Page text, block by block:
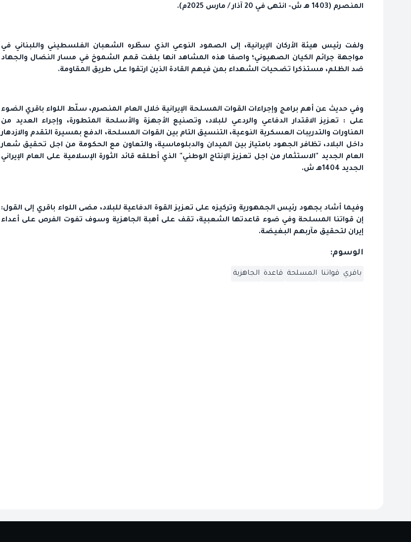
المنصرم (1403 هـ ش- انتهى في 20 آذار / مارس 2025م).
ولفت رئيس هيئة الأركان الإيرانية، إلى الصمود النوعي الذي سطّره الشعبان الفلسطيني واللبناني في
مواجهة جرائم الكيان الصهيوني؛ واصفا هذه المشاهد انها بلغت قمم الشموخ في مسار النضال والجهاد
ضد الظلم، مستذكرا تضحيات الشهداء بمن فيهم القادة الذين ارتقوا على طريق المقاومة.
وفي حديث عن أهم برامج وإجراءات القوات المسلحة الإيرانية خلال العام المنصرم، سلّط اللواء باقري الضوء
على : تعزيز الاقتدار الدفاعي والردعي للبلاد، وتصنيع الأجهزة والأسلحة المتطورة، وإجراء العديد من
المناورات والتدريبات العسكرية النوعية، التنسيق التام بين القوات المسلحة، الدفع بمسيرة التقدم والازدهار
داخل البلاد، تظافر الجهود بامتياز بين الميدان والدبلوماسية، والتعاون مع الحكومة من اجل تحقيق شعار
العام الجديد "الاستثمار من اجل تعزيز الإنتاج الوطني" الذي أطلقه قائد الثورة الإسلامية على العام الإيراني
الجديد 1404هـ ش.
وفيما أشاد بجهود رئيس الجمهورية وتركيزه على تعزيز القوة الدفاعية للبلاد، مضى اللواء باقري إلى القول:
إن قواتنا المسلحة وفي ضوء قاعدتها الشعبية، تقف على أهبة الجاهزية وسوف تفوت الفرص على أعداء
إيران لتحقيق مآربهم البغيضة.
الوسوم:
باقري قواتنا المسلحة قاعدة الجاهزية